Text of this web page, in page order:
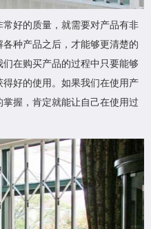
好的质量，就需要对产品有非
种产品之后，才能够更清楚的
在购买产品的过程中只要能够
好的使用。如果我们在使用产
握，肯定就能让自己在使用过